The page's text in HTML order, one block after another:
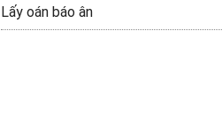
Lấy oán báo ân